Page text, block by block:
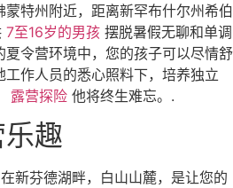
特州附近，距离新罕布什尔州希伯
7至16岁的男孩 摆脱暑假无聊和单调
令营环境中，您的孩子可以尽情舒
作人员的悉心照料下，培养独立
露营探险 他将终生难忘。.
趣
在新芬德湖畔，白山山麓，是让您的